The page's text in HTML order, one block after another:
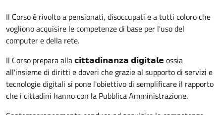
Il Corso è rivolto a pensionati, disoccupati e a tutti coloro che
vogliono acquisire le competenze di base per l'uso del
computer e della rete.
Il Corso prepara alla 𝗰𝗶𝘁𝘁𝗮𝗱𝗶𝗻𝗮𝗻𝘇𝗮 𝗱𝗶𝗴𝗶𝘁𝗮𝗹𝗲 ossia
all'insieme di diritti e doveri che grazie al supporto di servizi e
tecnologie digitali si pone l'obiettivo di semplificare il rapporto
che i cittadini hanno con la Pubblica Amministrazione.